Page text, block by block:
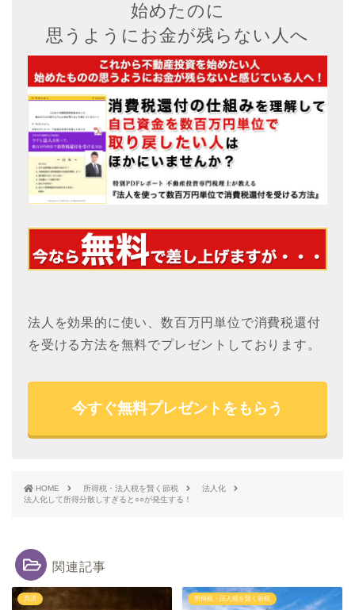
始めたのに
思うようにお金が残らない人へ
法人を効果的に使い、数百万円単位で消費税還付
を受ける方法を無料でプレゼントしております。
今すぐ無料プレゼントをもらう
HOME 所得税・法人税を賢く節税
法人化
法人化して所得分散しすぎると○○が発生する！
関連記事
共済 所得税・法人税を賢く節税